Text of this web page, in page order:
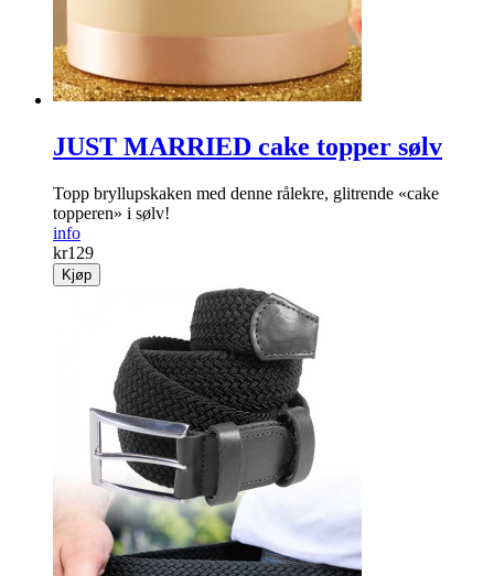
JUST MARRIED cake topper sølv
Topp bryllupskaken med denne rålekre, glitrende «cake
topperen» i sølv!
info
kr129
Kjøp